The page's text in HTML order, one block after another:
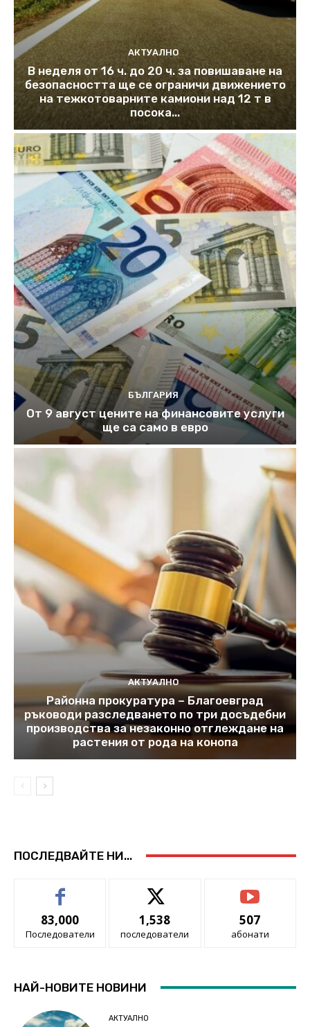
АКТУАЛНО
В неделя от 16 ч. до 20 ч. за повишаване на
безопасността ще се ограничи движението
на тежкотоварните камиони над 12 т в
посока...
БЪЛГАРИЯ
От 9 август цените на финансовите услуги
ще са само в евро
АКТУАЛНО
Районна прокуратура – Благоевград
ръководи разследването по три досъдебни
производства за незаконно отглеждане на
растения от рода на конопа
ПОСЛЕДВАЙТЕ НИ...
83,000
Последователи
1,538
последователи
507
абонати
НАЙ-НОВИТЕ НОВИНИ
АКТУАЛНО